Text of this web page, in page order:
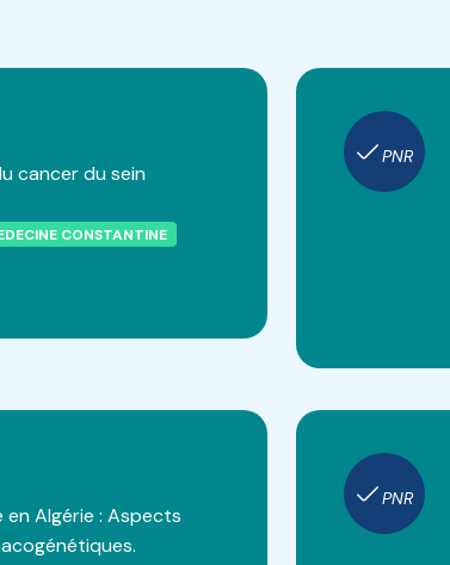
cancer du sein
CONSTANTINE
PNR
Algérie : Aspects
PNR